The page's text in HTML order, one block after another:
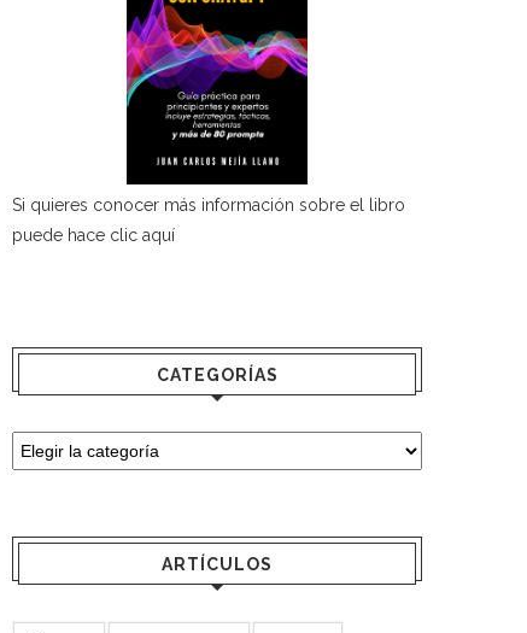
Si quieres conocer más información sobre el libro
puede hace clic aquí
CATEGORÍAS
ARTÍCULOS